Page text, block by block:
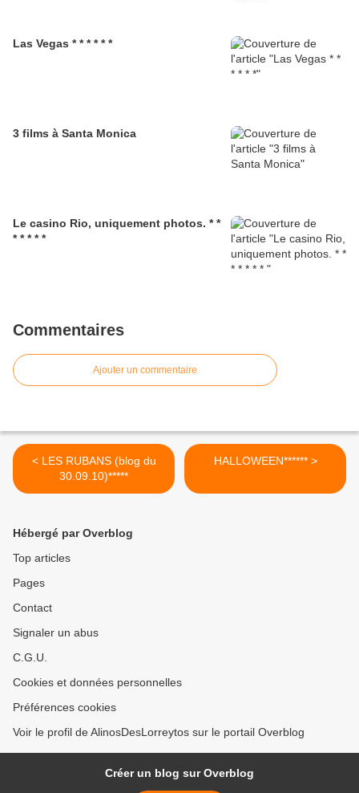
Las Vegas * * * * * *
3 films à Santa Monica
Le casino Rio, uniquement photos. * *
* * * * *
Commentaires
Ajouter un commentaire
< LES RUBANS (blog du
30.09.10)*****
HALLOWEEN****** >
Hébergé par Overblog
Top articles
Pages
Contact
Signaler un abus
C.G.U.
Cookies et données personnelles
Préférences cookies
Voir le profil de AlinosDesLorreytos sur le portail Overblog
Créer un blog sur Overblog